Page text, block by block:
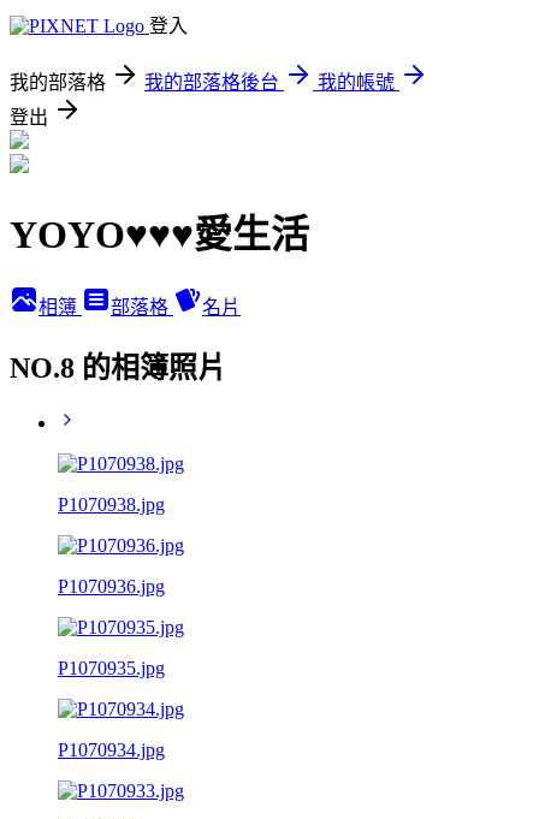
登入
我的部落格 我的部落格後台
我的帳號
登出
YOYO♥♥♥愛生活
相簿 部落格 名片
NO.8 的相簿照片
P1070938.jpg
P1070936.jpg
P1070935.jpg
P1070934.jpg